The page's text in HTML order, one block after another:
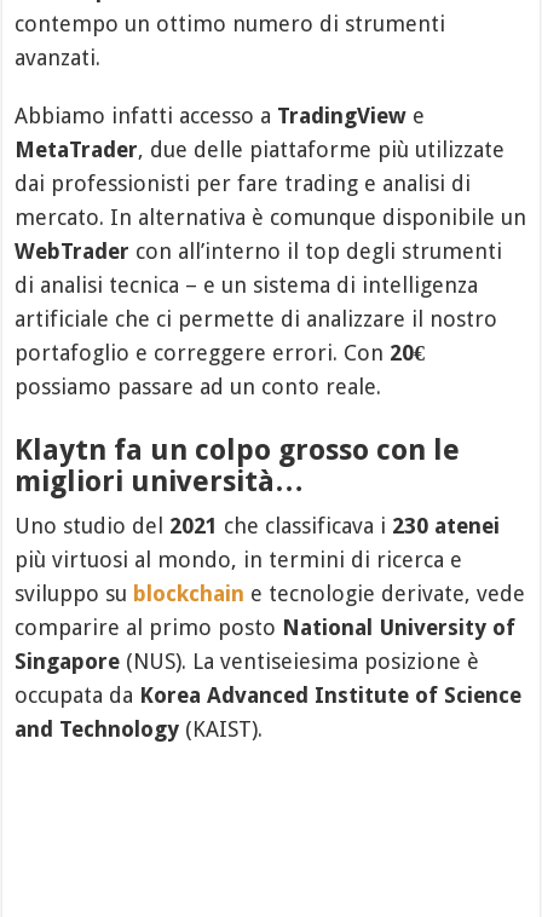
contempo un ottimo numero di strumenti
avanzati.
Abbiamo infatti accesso a TradingView e
MetaTrader, due delle piattaforme più utilizzate
dai professionisti per fare trading e analisi di
mercato. In alternativa è comunque disponibile un
WebTrader con all’interno il top degli strumenti
di analisi tecnica – e un sistema di intelligenza
artificiale che ci permette di analizzare il nostro
portafoglio e correggere errori. Con 20€
possiamo passare ad un conto reale.
Klaytn fa un colpo grosso con le
migliori università…
Uno studio del 2021 che classificava i 230 atenei
più virtuosi al mondo, in termini di ricerca e
sviluppo su blockchain e tecnologie derivate, vede
comparire al primo posto National University of
Singapore (NUS). La ventiseiesima posizione è
occupata da Korea Advanced Institute of Science
and Technology (KAIST).